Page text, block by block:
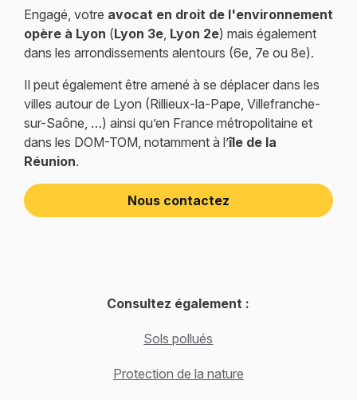
Engagé, votre avocat en droit de l'environnement
opère à Lyon (Lyon 3e, Lyon 2e) mais également
dans les arrondissements alentours (6e, 7e ou 8e).
Il peut également être amené à se déplacer dans les
villes autour de Lyon (Rillieux-la-Pape, Villefranche-
sur-Saône, …) ainsi qu’en France métropolitaine et
dans les DOM-TOM, notamment à l’île de la
Réunion.
Nous contactez
Consultez également :
Sols pollués
Protection de la nature